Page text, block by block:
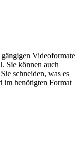
Videoformate
Sie können auch
schneiden, was es
im benötigten Format